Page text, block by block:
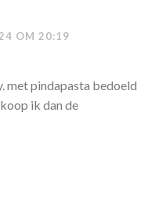
OM 20:19
met pindapasta bedoeld
ik dan de